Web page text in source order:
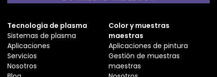
Tecnología de plasma
Sistemas de plasma
Aplicaciones
Servicios
Nosotros
Color y muestras
maestras
Aplicaciones de pintura
Gestión de muestras
maestras